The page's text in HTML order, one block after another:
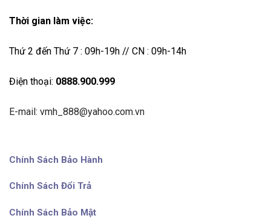
Thời gian làm việc:
Thứ 2 đến Thứ 7 : 09h-19h // CN : 09h-14h
Điện thoại: 0888.900.999
E-mail: vmh_888@yahoo.com.vn
Chính Sách Bảo Hành
Chính Sách Đổi Trả
Chính Sách Bảo Mật